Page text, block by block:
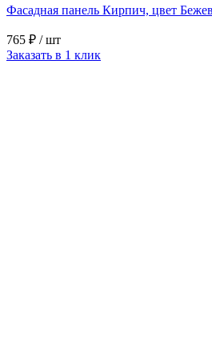
Фасадная панель Кирпич, цвет
765 ₽ / шт
Заказать в 1 клик